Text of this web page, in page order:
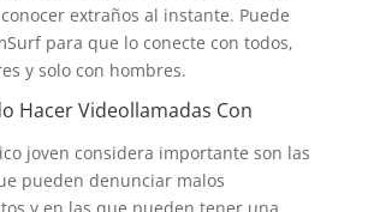
extraños al instante. Puede
para que lo conecte con todos,
y solo con hombres.
Hacer Videollamadas Con
joven considera importante son las
pueden denunciar malos